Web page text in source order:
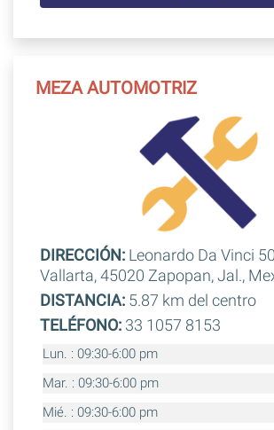
MEZA AUTOMOTRIZ
DIRECCIÓN:Leonardo Da Vinci
Vallarta, 45020 Zapopan, Jal.,
DISTANCIA:5.87 km del centro
TELÉFONO:33 1057 8153
Lun. : 09:30-6:00 pm
Mar. : 09:30-6:00 pm
Mié. : 09:30-6:00 pm